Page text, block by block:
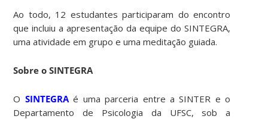
Ao todo, 12 estudantes participaram do encontro
que incluiu a apresentação da equipe do SINTEGRA,
uma atividade em grupo e uma meditação guiada.
Sobre o SINTEGRA
O SINTEGRAé uma parceria entre a SINTER e o
Departamento de Psicologia da UFSC, sob a